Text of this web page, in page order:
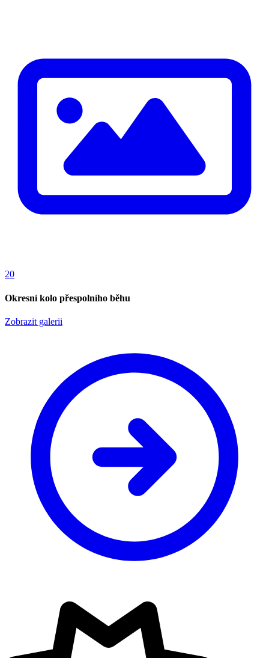
20
Okresní kolo přespolního běhu
Zobrazit galerii